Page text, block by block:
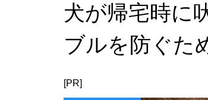
犬が帰宅時に
ブルを防ぐた
[PR]